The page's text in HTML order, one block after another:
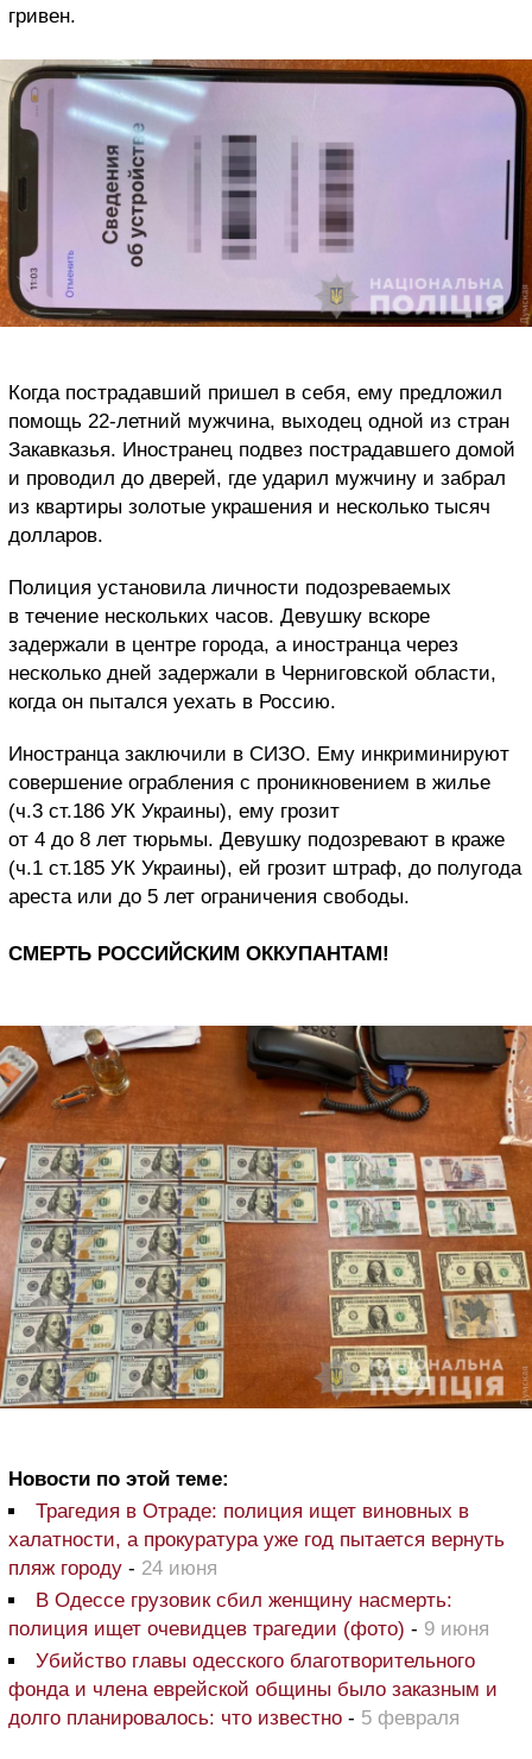
гривен.
Когда пострадавший пришел в себя, ему предложил
помощь 22-летний мужчина, выходец одной из стран
Закавказья. Иностранец подвез пострадавшего домой
и проводил до дверей, где ударил мужчину и забрал
из квартиры золотые украшения и несколько тысяч
долларов.
Полиция установила личности подозреваемых
в течение нескольких часов. Девушку вскоре
задержали в центре города, а иностранца через
несколько дней задержали в Черниговской области,
когда он пытался уехать в Россию.
Иностранца заключили в СИЗО. Ему инкриминируют
совершение ограбления с проникновением в жилье
(ч.3 ст.186 УК Украины), ему грозит
от 4 до 8 лет тюрьмы. Девушку подозревают в краже
(ч.1 ст.185 УК Украины), ей грозит штраф, до полугода
ареста или до 5 лет ограничения свободы.
СМЕРТЬ РОССИЙСКИМ ОККУПАНТАМ!
Новости по этой теме:
Трагедия в Отраде: полиция ищет виновных в
халатности, а прокуратура уже год пытается вернуть
пляж городу - 24 июня
В Одессе грузовик сбил женщину насмерть:
полиция ищет очевидцев трагедии (фото) - 9 июня
Убийство главы одесского благотворительного
фонда и члена еврейской общины было заказным и
долго планировалось: что известно - 5 февраля